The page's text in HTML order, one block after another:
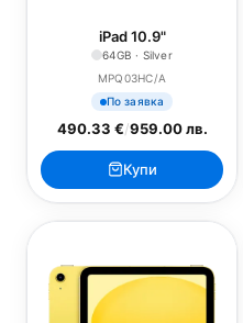
iPad 10.9"
64GB · Silver
MPQ03HC/A
По заявка
490.33 €/959.00 лв.
Купи